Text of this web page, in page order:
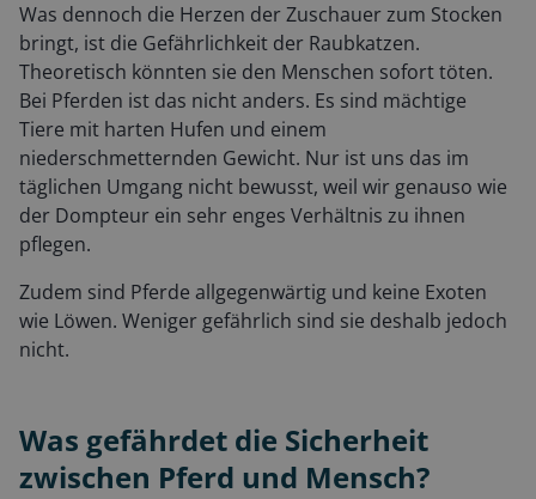
Was dennoch die Herzen der Zuschauer zum Stocken
bringt, ist die Gefährlichkeit der Raubkatzen.
Theoretisch könnten sie den Menschen sofort töten.
Bei Pferden ist das nicht anders. Es sind mächtige
Tiere mit harten Hufen und einem
niederschmetternden Gewicht. Nur ist uns das im
täglichen Umgang nicht bewusst, weil wir genauso wie
der Dompteur ein sehr enges Verhältnis zu ihnen
pflegen.
Zudem sind Pferde allgegenwärtig und keine Exoten
wie Löwen. Weniger gefährlich sind sie deshalb jedoch
nicht.
Was gefährdet die Sicherheit
zwischen Pferd und Mensch?